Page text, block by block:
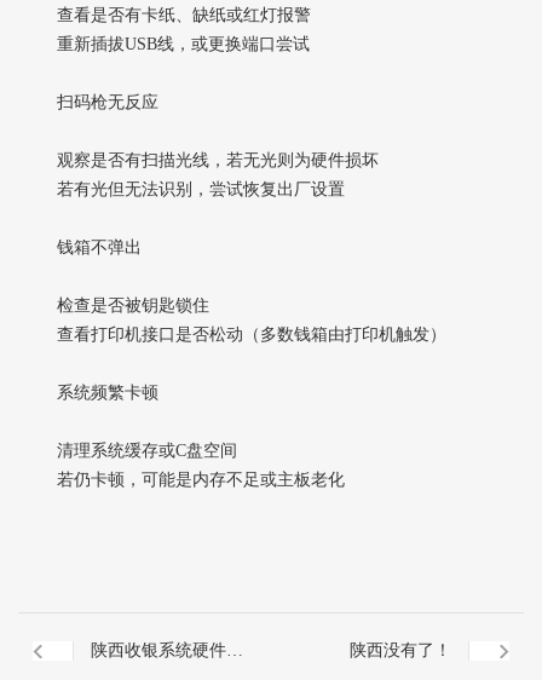
查看是否有卡纸、缺纸或红灯报警
重新插拔USB线，或更换端口尝试
扫码枪无反应‌
观察是否有扫描光线，若无光则为硬件损坏
若有光但无法识别，尝试恢复出厂设置
钱箱不弹出‌
检查是否被钥匙锁住
查看打印机接口是否松动（多数钱箱由打印机触发）
系统频繁卡顿‌
清理系统缓存或C盘空间
若仍卡顿，可能是内存不足或主板老化
陕西收银系统硬件如 陕西没有了！